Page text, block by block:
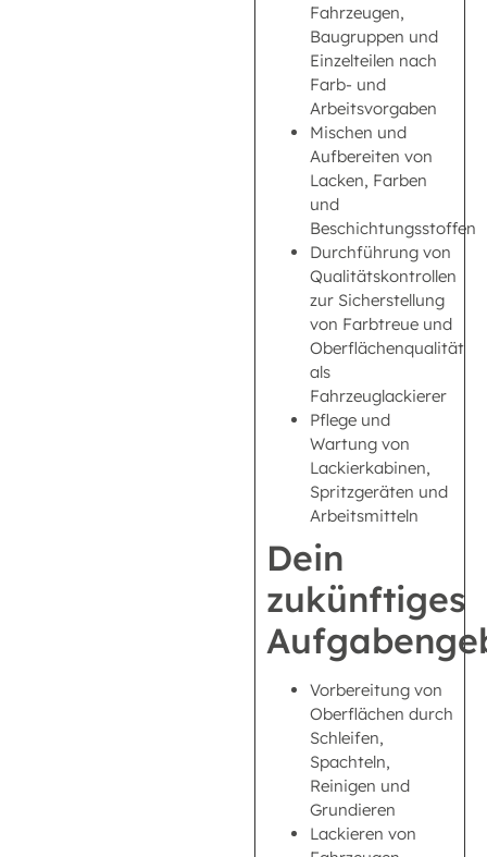
Fahrzeugen,
Baugruppen und
Einzelteilen nach
Farb- und
Arbeitsvorgaben
Mischen und
Aufbereiten von
Lacken, Farben
und
Beschichtungsstoffen
Durchführung von
Qualitätskontrollen
zur Sicherstellung
von Farbtreue und
Oberflächenqualität
als
Fahrzeuglackierer
Pflege und
Wartung von
Lackierkabinen,
Spritzgeräten und
Arbeitsmitteln
Dein
zukünftiges
Vorbereitung von
Oberflächen durch
Schleifen,
Spachteln,
Reinigen und
Grundieren
Lackieren von